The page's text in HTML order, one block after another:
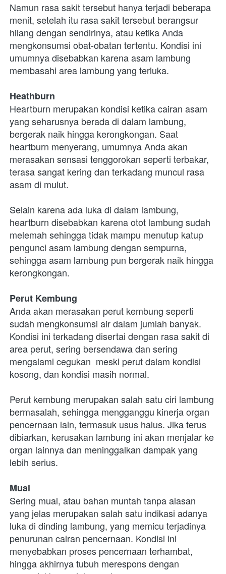
Namun rasa sakit tersebut hanya terjadi beberapa
menit, setelah itu rasa sakit tersebut berangsur
hilang dengan sendirinya, atau ketika Anda
mengkonsumsi obat-obatan tertentu. Kondisi ini
umumnya disebabkan karena asam lambung
membasahi area lambung yang terluka.
Heathburn
Heartburn merupakan kondisi ketika cairan asam
yang seharusnya berada di dalam lambung,
bergerak naik hingga kerongkongan. Saat
heartburn menyerang, umumnya Anda akan
merasakan sensasi tenggorokan seperti terbakar,
terasa sangat kering dan terkadang muncul rasa
asam di mulut.
Selain karena ada luka di dalam lambung,
heartburn disebabkan karena otot lambung sudah
melemah sehingga tidak mampu menutup katup
pengunci asam lambung dengan sempurna,
sehingga asam lambung pun bergerak naik hingga
kerongkongan.
Perut Kembung
Anda akan merasakan perut kembung seperti
sudah mengkonsumsi air dalam jumlah banyak.
Kondisi ini terkadang disertai dengan rasa sakit di
area perut, sering bersendawa dan sering
mengalami cegukan  meski perut dalam kondisi
kosong, dan kondisi masih normal.
Perut kembung merupakan salah satu ciri lambung
bermasalah, sehingga mengganggu kinerja organ
pencernaan lain, termasuk usus halus. Jika terus
dibiarkan, kerusakan lambung ini akan menjalar ke
organ lainnya dan meninggalkan dampak yang
lebih serius.
Mual
Sering mual, atau bahan muntah tanpa alasan
yang jelas merupakan salah satu indikasi adanya
luka di dinding lambung, yang memicu terjadinya
penurunan cairan pencernaan. Kondisi ini
menyebabkan proses pencernaan terhambat,
hingga akhirnya tubuh merespons dengan